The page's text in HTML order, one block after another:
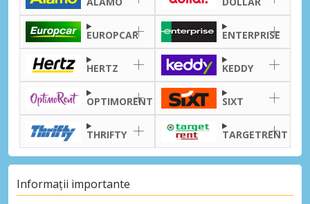
EUROPCAR ENTERPRISE
HERTZ KEDDY
OPTIMORENT SIXT
THRIFTY TARGETRENT
Informații importante